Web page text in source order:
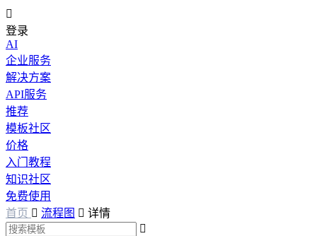

登录
AI
企业服务
解决方案
API服务
推荐
模板社区
价格
入门教程
知识社区
免费使用
首页  流程图  详情
